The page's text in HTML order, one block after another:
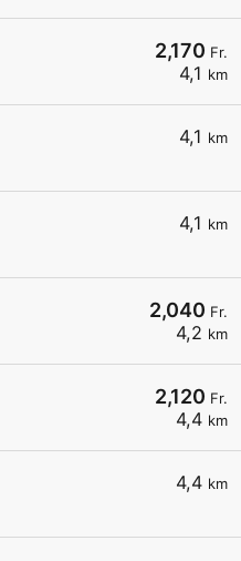
2,170 Fr.
4,1 km
4,1 km
4,1 km
2,040 Fr.
4,2 km
2,120 Fr.
4,4 km
4,4 km